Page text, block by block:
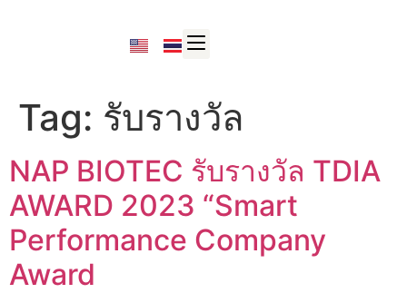
Tag: รับรางวัล
NAP BIOTEC รับรางวัล TDIA
AWARD 2023 “Smart
Performance Company
Award